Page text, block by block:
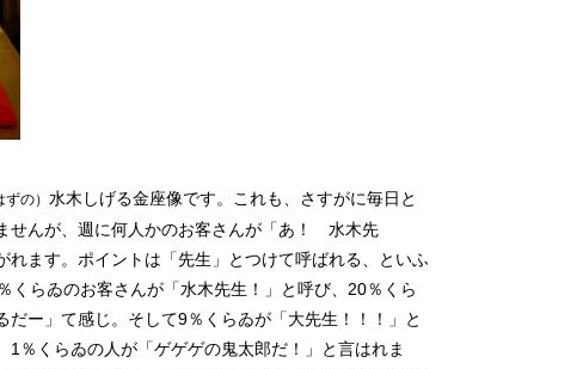
ずの） 水木しげる金座像です。これも、さすがに毎日と
せんが、週に何人かのお客さんが「あ！ 水木先
れます。ポイントは「先生」とつけて呼ばれる、といふ
くらゐのお客さんが「水木先生！」と呼び、20％くら
だー」て感じ。そして9％くらゐが「大先生！！！」と
1％くらゐの人が「ゲゲゲの鬼太郎だ！」と言はれま